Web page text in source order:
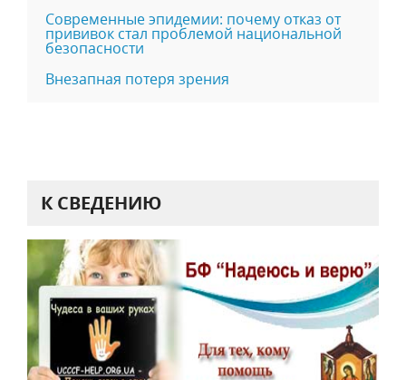
Современные эпидемии: почему отказ от
прививок стал проблемой национальной
безопасности
Внезапная потеря зрения
К СВЕДЕНИЮ